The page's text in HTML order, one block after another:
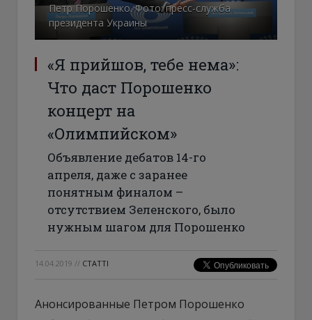
Петр Порошенко. Фото: пресс-служба
президента Украины
«Я прийшов, тебе нема»:
Что даст Порошенко
концерт на
«Олимпийском»
Объявление дебатов 14-го
апреля, даже с заранее
понятным финалом –
отсутствием Зеленского, было
нужным шагом для Порошенко
14.04.2019 // СТАТТІ
Анонсированные Петром Порошенко